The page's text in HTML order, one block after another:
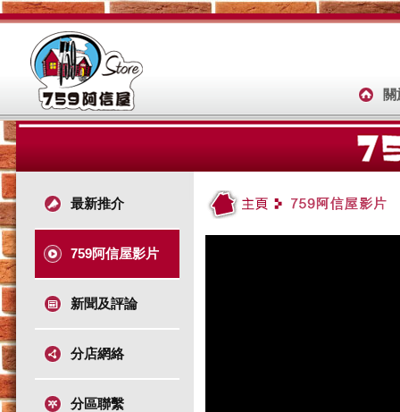
最新推介
759阿信屋影片
新聞及評論
分店網絡
分區聯繫